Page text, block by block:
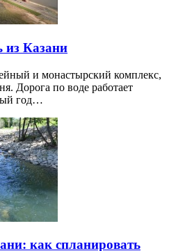
из Казани
и монастырский комплекс,
Дорога по воде работает
год…
как спланировать